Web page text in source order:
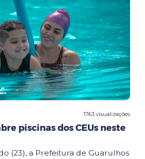
1763 visualizações
piscinas dos CEUs neste
(23), a Prefeitura de Guarulhos